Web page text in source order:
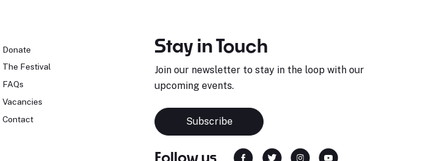
Donate
The Festival
FAQs
Vacancies
Contact
Stay in Touch
Join our newsletter to stay in the loop with our
upcoming events.
Subscribe
Follow us